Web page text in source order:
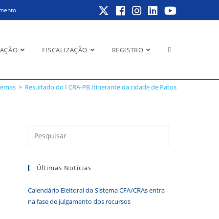
FISCALIZAÇÃO REGISTRO Alternar
do
> Resultado do I CRA-PB Itinerante da cidade de Patos
a
Últimas Notícias
Calendário Eleitoral do Sistema CFA/CRAs entra
na fase de julgamento dos recursos